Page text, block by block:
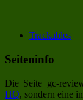
Trackables
Seiteninfo
Die Seite gc-
HQ, sondern eine